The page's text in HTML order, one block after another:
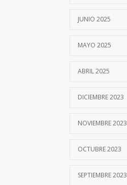
JUNIO 2025
MAYO 2025
ABRIL 2025
DICIEMBRE 2023
NOVIEMBRE 2023
OCTUBRE 2023
SEPTIEMBRE 2023